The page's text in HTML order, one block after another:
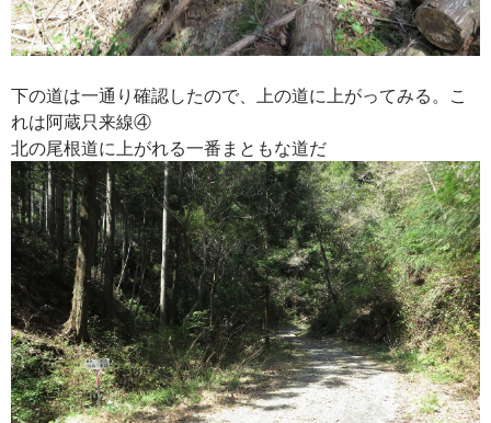
下の道は一通り確認したので、上の道に上がってみる。こ
れは阿蔵只来線④
北の尾根道に上がれる一番まともな道だ